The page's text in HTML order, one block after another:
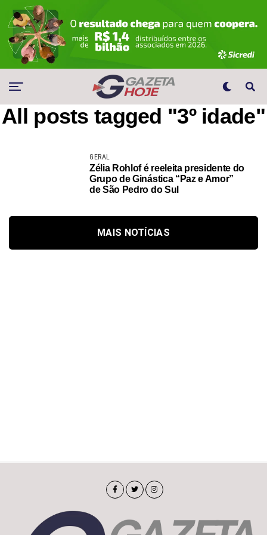
All posts tagged "3º idade"
GERAL
Zélia Rohlof é reeleita presidente do
Grupo de Ginástica “Paz e Amor”
de São Pedro do Sul
MAIS NOTÍCIAS